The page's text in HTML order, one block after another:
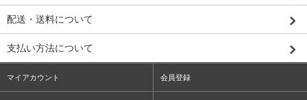
配送・送料について
支払い方法について
マイアカウント 会員登録